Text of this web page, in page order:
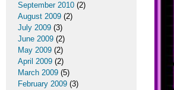
September 2010 (2)
August 2009 (2)
July 2009 (3)
June 2009 (2)
May 2009 (2)
April 2009 (2)
March 2009 (5)
February 2009 (3)